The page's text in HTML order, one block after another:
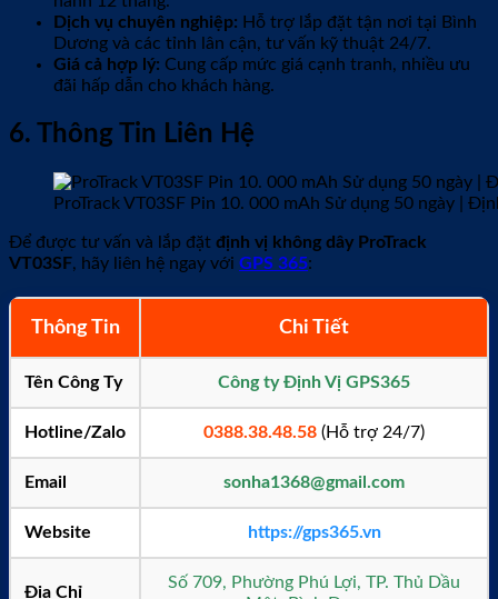
Dịch vụ chuyên nghiệp: Hỗ trợ lắp đặt tận nơi tại Bình
Dương và các tỉnh lân cận, tư vấn kỹ thuật 24/7.
Giá cả hợp lý: Cung cấp mức giá cạnh tranh, nhiều ưu
đãi hấp dẫn cho khách hàng.
6. Thông Tin Liên Hệ
ProTrack VT03SF Pin 10. 000 mAh Sử dụng 50 ngày |
Để được tư vấn và lắp đặt định vị không dây ProTrack
VT03SF, hãy liên hệ ngay với GPS 365:
Thông Tin Chi Tiết
Tên Công Ty Công ty Định Vị GPS365
Hotline/Zalo 0388.38.48.58 (Hỗ trợ 24/7)
Email sonha1368@gmail.com
Website https://gps365.vn
Địa Chỉ
Số 709, Phường Phú Lợi, TP. Thủ Dầu